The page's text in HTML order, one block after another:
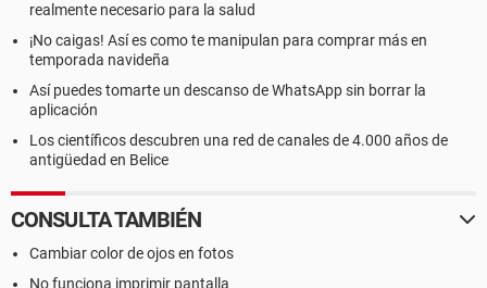
realmente necesario para la salud
¡No caigas! Así es como te manipulan para comprar más en
temporada navideña
Así puedes tomarte un descanso de WhatsApp sin borrar la
aplicación
Los científicos descubren una red de canales de 4.000 años de
antigüedad en Belice
CONSULTA TAMBIÉN
Cambiar color de ojos en fotos
No funciona imprimir pantalla